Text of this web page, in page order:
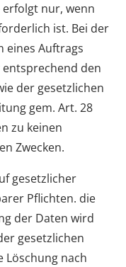
erfolgt nur, wenn
ist. Bei der
eines Auftrags
den
der gesetzlichen
gem. Art. 28
zu keinen
Zwecken.
gesetzlicher
Pflichten. die
der Daten wird
gesetzlichen
nach